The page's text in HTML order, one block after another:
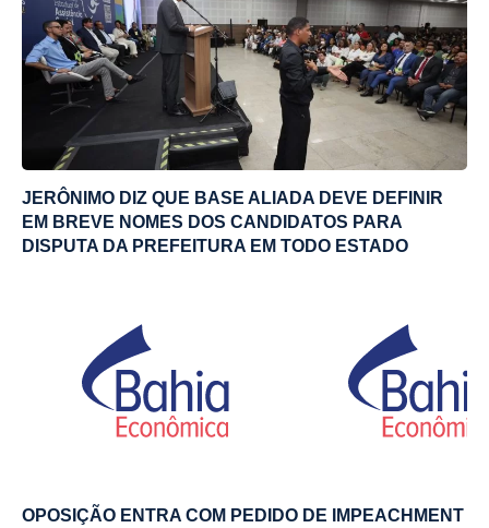
JERÔNIMO DIZ QUE BASE ALIADA DEVE DEFINIR
EM BREVE NOMES DOS CANDIDATOS PARA
DISPUTA DA PREFEITURA EM TODO ESTADO
OPOSIÇÃO ENTRA COM PEDIDO DE IMPEACHMENT